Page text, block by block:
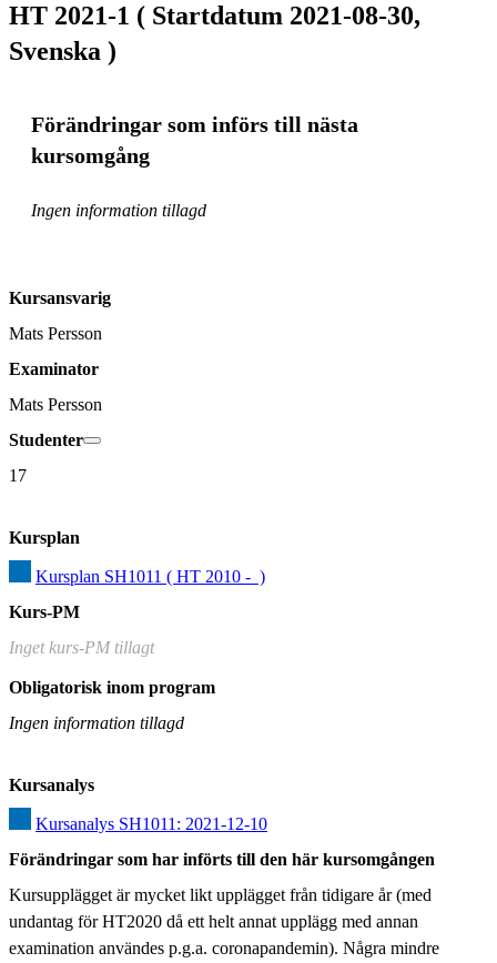
HT 2021-1 ( Startdatum 2021-08-30,
Svenska )
Förändringar som införs till nästa
kursomgång
Ingen information tillagd
Kursansvarig
Mats Persson
Examinator
Mats Persson
Studenter
17
Kursplan
Kursplan SH1011 ( HT 2010 -  )
Kurs-PM
Inget kurs-PM tillagt
Obligatorisk inom program
Ingen information tillagd
Kursanalys
Kursanalys SH1011: 2021-12-10
Förändringar som har införts till den här kursomgången
Kursupplägget är mycket likt upplägget från tidigare år (med
undantag för HT2020 då ett helt annat upplägg med annan
examination användes p.g.a. coronapandemin). Några mindre